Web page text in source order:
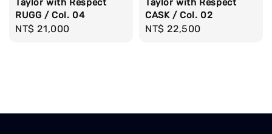
Taylor with Respect
RUGG / Col. 04
Regular
NT$ 21,000
Taylor with Respect
CASK / Col. 02
Regular
NT$ 22,500